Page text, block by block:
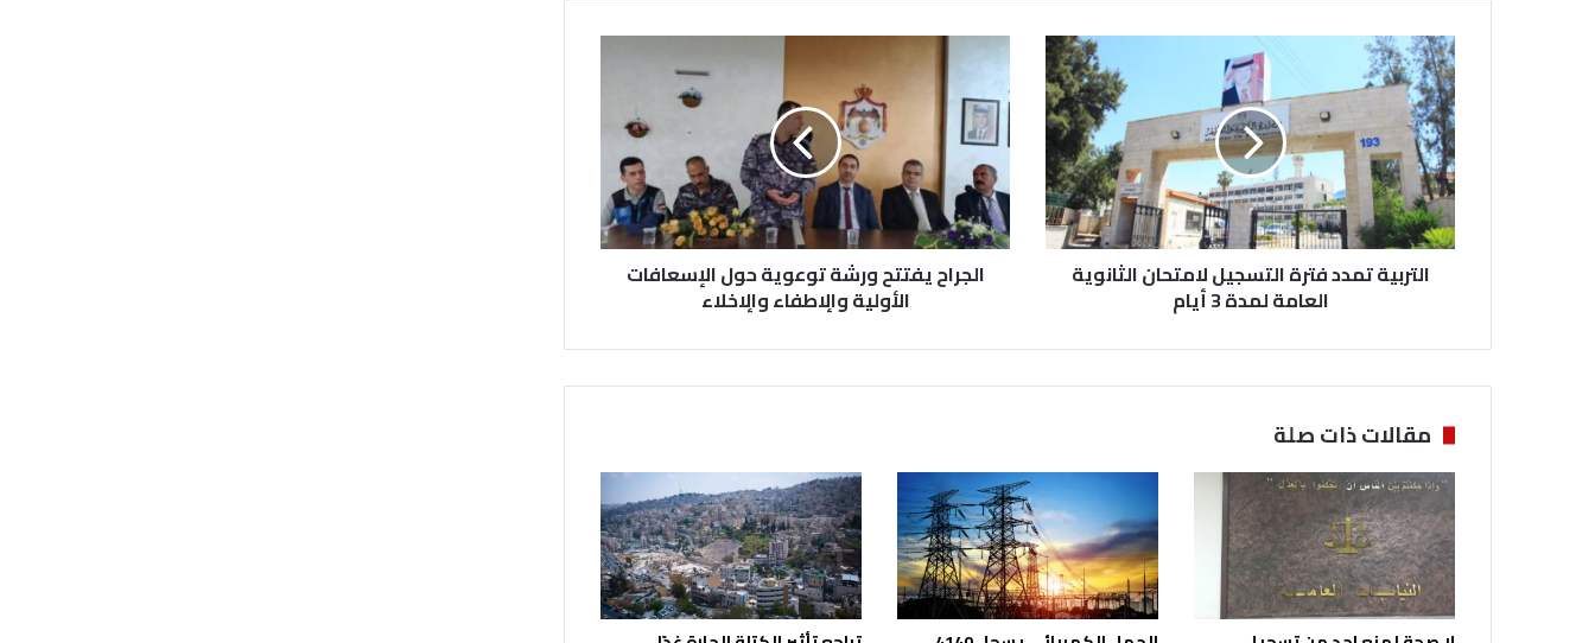
ا
ل
ت
ر
ب
ي
ة
ت
م
ت
ة
ا
ل
ت
ج
ي
ل
ل
ا
التربية تمدد فترة التسجيل لامتحان الثانوية
العامة لمدة 3 أيام
ا
ج
ر
ا
ي
ف
ت
ر
ة
ع
و
ي
ة
ح
و
ل
الجراح يفتتح ورشة توعوية حول الإسعافات
الأولية والٕاطفاء والٕاخلاء
مقالات ذات صلة